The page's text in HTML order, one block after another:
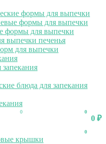
0
0 ₽
0
0
формы для выпечки
формы для выпечки
формы для выпечки
выпечки печенья
для выпечки
блюда для запекания
крышки